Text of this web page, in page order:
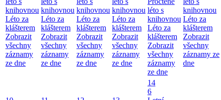
knihovnou
Léto za
klášterem
Zobrazit
všechny
záznamy
ze dne
knihovnou
Léto za
klášterem
Zobrazit
všechny
záznamy
ze dne
knihovnou
Léto za
klášterem
Zobrazit
všechny
záznamy
ze dne
knihovnou
Léto za
klášterem
Zobrazit
všechny
záznamy
ze dne
léto s
knihovnou
Léto za
klášterem
Zobrazit
všechny
záznamy
ze dne
knihovnou
Léto za
klášterem
Zobrazit
všechny
záznamy ze
dne
14
6